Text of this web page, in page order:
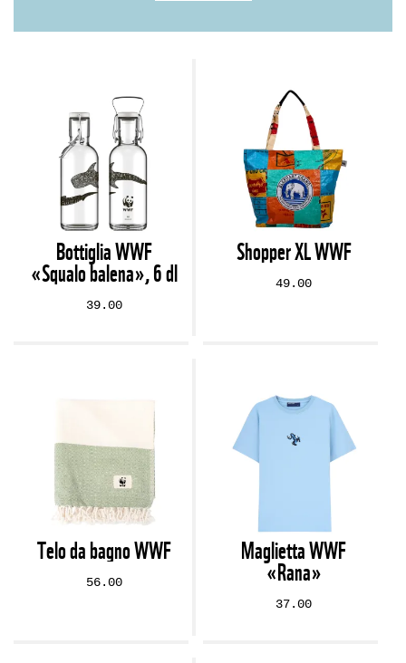
Bottiglia WWF
«Squalo balena», 6 dl
39.00
Shopper XL WWF
49.00
Telo da bagno WWF
56.00
Maglietta WWF
«Rana»
37.00